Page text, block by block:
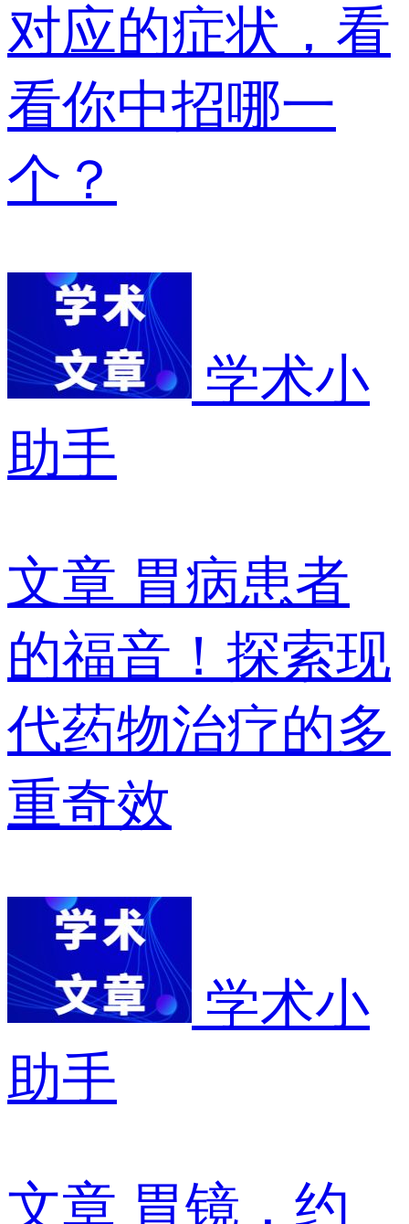
对应的症状，看
看你中招哪一
个？
学术小
助手
文章 胃病患者
的福音！探索现
代药物治疗的多
重奇效
学术小
助手
文章 胃镜，约